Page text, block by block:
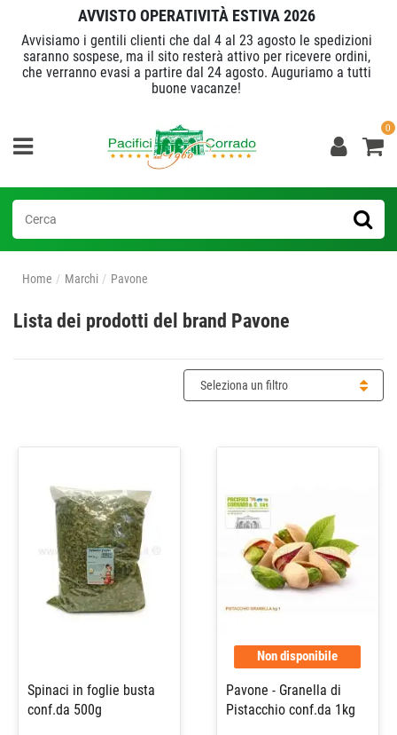
AVVISTO OPERATIVITÀ ESTIVA 2026
Avvisiamo i gentili clienti che dal 4 al 23 agosto le spedizioni
saranno sospese, ma il sito resterà attivo per ricevere ordini,
che verranno evasi a partire dal 24 agosto. Auguriamo a tutti
buone vacanze!
0
Home Marchi Pavone
Lista dei prodotti del brand Pavone
Seleziona un filtro
Spinaci in foglie busta
conf.da 500g
Non disponibile
Pavone - Granella di
Pistacchio conf.da 1kg